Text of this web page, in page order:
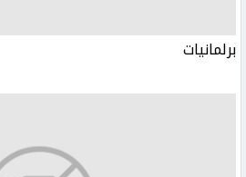
برلمانيات